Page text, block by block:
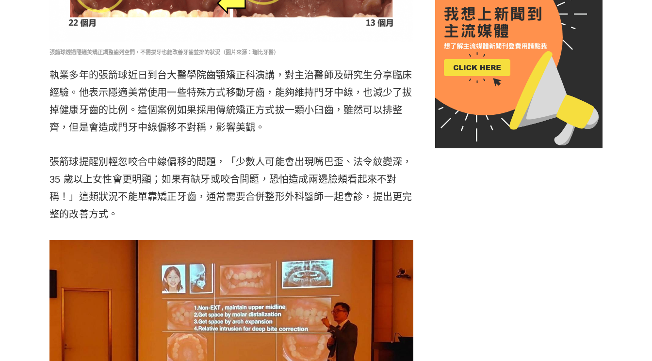
張箭球透過隱適美矯正調整齒列空間，不需拔牙也能改善牙齒並排的狀況（圖片來源：瑞比牙醫）
執業多年的張箭球近日到台大醫學院齒顎矯正科演講，對主治醫師及研究生分享臨床
經驗。他表示隱適美常使用一些特殊方式移動牙齒，能夠維持門牙中線，也減少了拔
掉健康牙齒的比例。這個案例如果採用傳統矯正方式拔一顆小臼齒，雖然可以排整
齊，但是會造成門牙中線偏移不對稱，影響美觀。
張箭球提醒別輕忽咬合中線偏移的問題，「少數人可能會出現嘴巴歪、法令紋變深，
35 歲以上女性會更明顯；如果有缺牙或咬合問題，恐怕造成兩邊臉頰看起來不對
稱！」這類狀況不能單靠矯正牙齒，通常需要合併整形外科醫師一起會診，提出更完
整的改善方式。